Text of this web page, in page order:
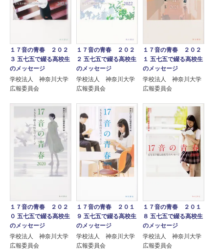
１７音の青春 ２０２
３ 五七五で綴る高校生
のメッセージ
学校法人 神奈川大学
広報委員会
１７音の青春 ２０２
２ 五七五で綴る高校生
のメッセージ
学校法人 神奈川大学
広報委員会
１７音の青春 ２０２
１ 五七五で綴る高校生
のメッセージ
学校法人 神奈川大学
広報委員会
１７音の青春 ２０２
０ 五七五で綴る高校生
のメッセージ
学校法人 神奈川大学
広報委員会
１７音の青春 ２０１
９ 五七五で綴る高校生
のメッセージ
学校法人 神奈川大学
広報委員会
１７音の青春 ２０１
８ 五七五で綴る高校生
のメッセージ
学校法人 神奈川大学
広報委員会